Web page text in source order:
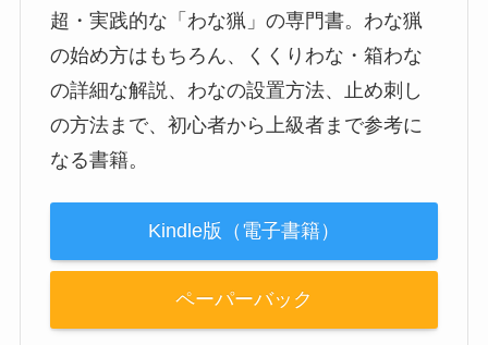
超・実践的な「わな猟」の専門書。わな猟
の始め方はもちろん、くくりわな・箱わな
の詳細な解説、わなの設置方法、止め刺し
の方法まで、初心者から上級者まで参考に
なる書籍。
Kindle版（電子書籍）
ペーパーバック